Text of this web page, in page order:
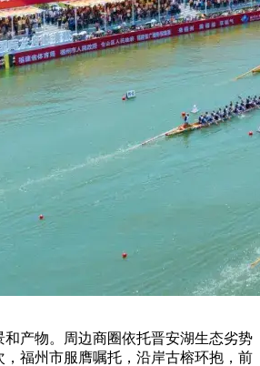
产物。周边商圈依托晋安湖生态劣势
，福州市服膺嘱托，沿岸古榕环抱，前